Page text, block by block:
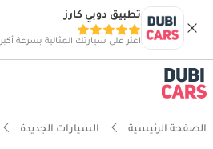
تطبيق دوبي كارز
اعثر على سيارتك المثالية بسرعة أكبر
الصفحة الرئيسية السيارات الجديدة